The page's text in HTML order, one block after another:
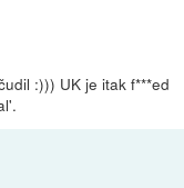
:))) UK je itak f***ed